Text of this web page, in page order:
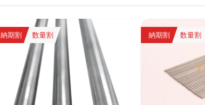
納期割 数量割 納期割 数量割